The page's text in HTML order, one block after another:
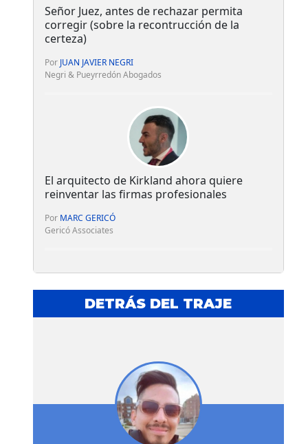
Señor Juez, antes de rechazar permita
corregir (sobre la recontrucción de la
certeza)
Por JUAN JAVIER NEGRI
Negri & Pueyrredón Abogados
El arquitecto de Kirkland ahora quiere
reinventar las firmas profesionales
Por MARC GERICÓ
Gericó Associates
DETRÁS DEL TRAJE